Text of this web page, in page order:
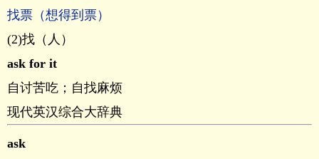
找票（想得到票）
(2)找（人）
ask for it
自讨苦吃；自找麻烦
现代英汉综合大辞典
ask